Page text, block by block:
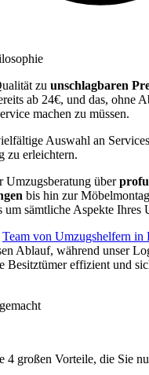
zu unschlagbaren
ab 24€, und das, ohne
machen zu müssen.
Auswahl an
zu erleichtern.
Umzugsberatung über
bis hin zur
sämtliche Aspekte Ihres
Team von Umzugshelfern in
Ablauf, während unser
Besitztümer effizient und
4 großen Vorteile, die Sie